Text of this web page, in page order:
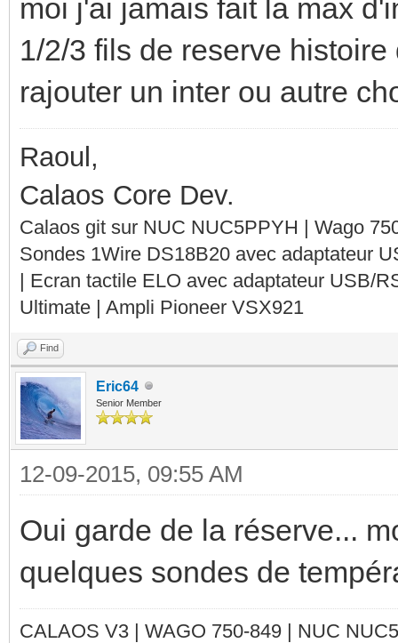
moi j'ai jamais fait la max
1/2/3 fils de reserve
rajouter un inter ou autre
Raoul,
Calaos Core Dev.
Calaos git sur NUC NUC5PPYH | Wago
Sondes 1Wire DS18B20 avec adaptateur
| Ecran tactile ELO avec adaptateur USB/
Ultimate | Ampli Pioneer VSX921
Find
Eric64
Senior Member
12-09-2015, 09:55 AM
Oui garde de la réserve...
quelques sondes de
CALAOS V3 | WAGO 750-849 | NUC